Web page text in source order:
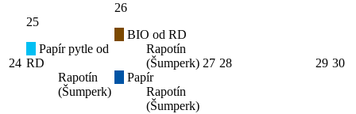
24
25
Papír pytle od
RD
Rapotín
(Šumperk)
26
BIO od RD
Rapotín
(Šumperk)
Papír
Rapotín
(Šumperk)
27 28 29 30